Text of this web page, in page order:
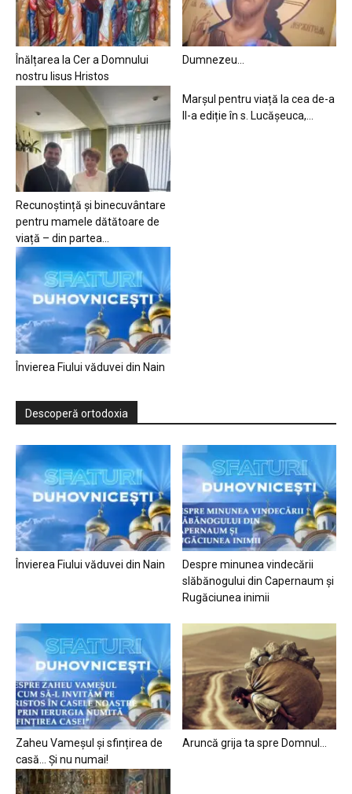
Înălțarea la Cer a Domnului
nostru Iisus Hristos
Dumnezeu…
Recunoștință și binecuvântare
pentru mamele dătătoare de
viață – din partea...
Marșul pentru viață la cea de-a
II-a ediție în s. Lucășeuca,...
Învierea Fiului văduvei din Nain
Descoperă ortodoxia
Învierea Fiului văduvei din Nain
Despre minunea vindecării
slăbănogului din Capernaum și
Rugăciunea inimii
Zaheu Vameșul și sfințirea de
casă… Și nu numai!
Aruncă grija ta spre Domnul…